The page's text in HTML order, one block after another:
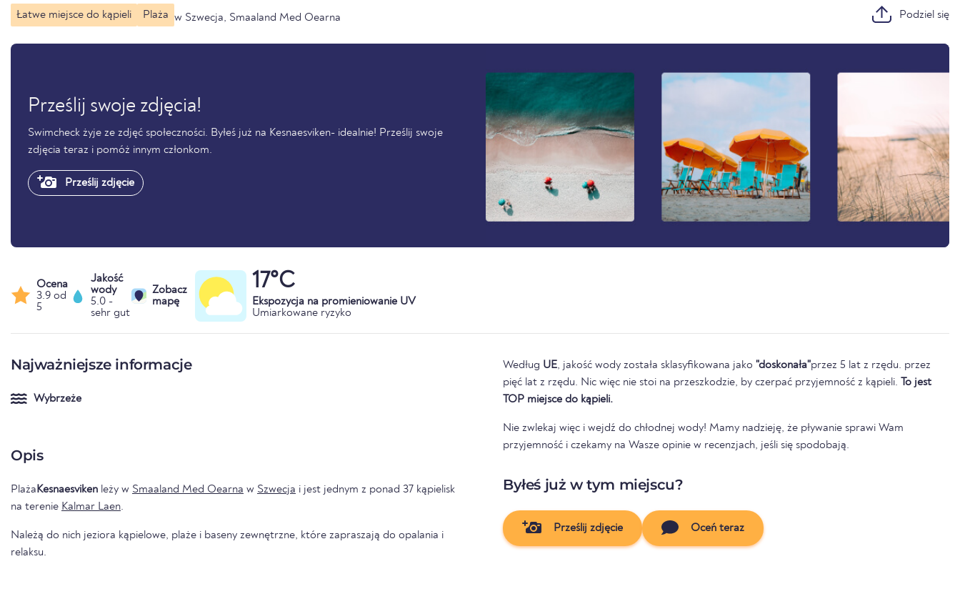
Łatwe miejsce do kąpieli Plaża w Szwecja, Smaaland Med Oearna Podziel się
Prześlij swoje zdjęcia!
Swimcheck żyje ze zdjęć społeczności. Byłeś już na Kesnaesviken- idealnie! Prześlij swoje
zdjęcia teraz i pomóż innym członkom.
Prześlij zdjęcie
Ocena
3.9 od
5
Jakość
wody
5.0 -
sehr gut
Zobacz
mapę
17°C
Ekspozycja na promieniowanie UV
Umiarkowane ryzyko
Najważniejsze informacje
Wybrzeże
Opis
Plaża Kesnaesviken leży w Smaaland Med Oearna w Szwecja i jest jednym z ponad 37 kąpielisk
na terenie Kalmar Laen.
Należą do nich jeziora kąpielowe, plaże i baseny zewnętrzne, które zapraszają do opalania i
relaksu.
Według UE, jakość wody została sklasyfikowana jako "doskonała"przez 5 lat z rzędu. przez
pięć lat z rzędu. Nic więc nie stoi na przeszkodzie, by czerpać przyjemność z kąpieli. To jest
TOP miejsce do kąpieli.
Nie zwlekaj więc i wejdź do chłodnej wody! Mamy nadzieję, że pływanie sprawi Wam
przyjemność i czekamy na Wasze opinie w recenzjach, jeśli się spodobają.
Byłeś już w tym miejscu?
Prześlij zdjęcie Oceń teraz